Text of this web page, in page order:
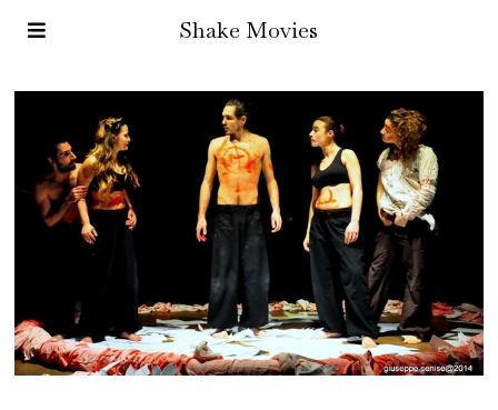
Shake Movies